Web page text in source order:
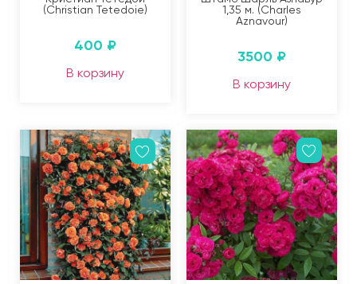
(Christian Tetedoie)
400 ₽
В корзину
1,35 м. (Charles
Aznavour)
3500 ₽
В корзину